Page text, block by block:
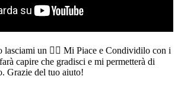
lasciami un 👍🏻 Mi Piace e Condividilo con i
capire che gradisci e mi permetterà di
Grazie del tuo aiuto!